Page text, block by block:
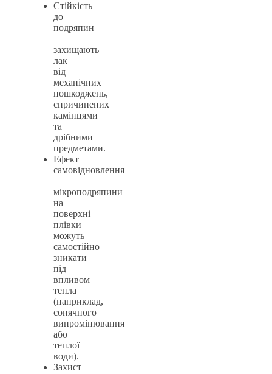
Стійкість
до
подряпин
–
захищають
лак
від
механічних
пошкоджень,
спричинених
камінцями
та
дрібними
предметами.
Ефект
самовідновлення
–
мікроподряпини
на
поверхні
плівки
можуть
самостійно
зникати
під
впливом
тепла
(наприклад,
сонячного
випромінювання
або
теплої
води).
Захист